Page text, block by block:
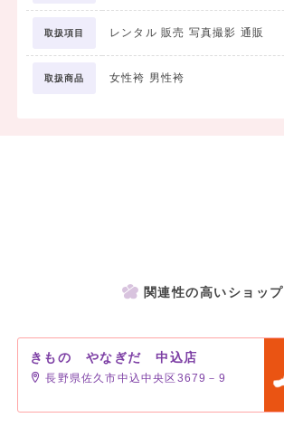
取扱項目 レンタル 販売 写真撮影 通販
取扱商品 女性袴 男性袴
関連性の高いショップ
きもの やなぎだ 中込店
長野県佐久市中込中央区3679－9